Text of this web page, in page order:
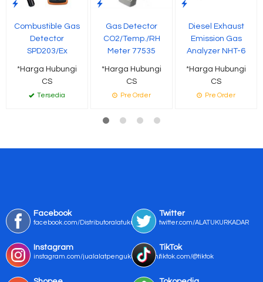
Combustible Gas
Detector
SPD203/Ex
*Harga Hubungi
CS
Tersedia
Gas Detector
CO2/Temp./RH
Meter 77535
*Harga Hubungi
CS
Pre Order
Diesel Exhaust
Emission Gas
Analyzer NHT-6
*Harga Hubungi
CS
Pre Order
Facebook
facebook.com/Distributoralatukur
Twitter
twitter.com/ALATUKURKADAR
Instagram
instagram.com/jualalatpengukurmurah/
TikTok
tiktok.com/@tiktok